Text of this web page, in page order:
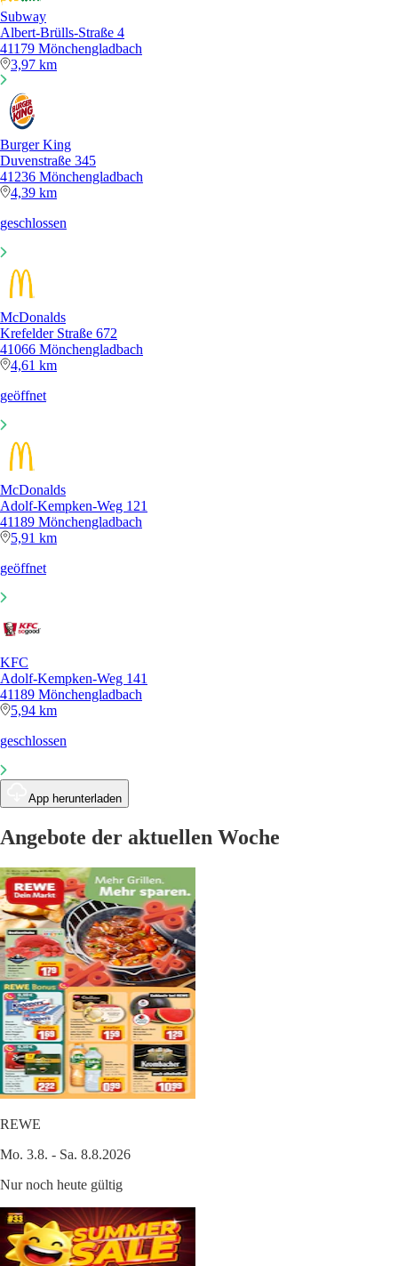
Subway
Albert-Brülls-Straße 4
41179 Mönchengladbach
3,97 km
Burger King
Duvenstraße 345
41236 Mönchengladbach
4,39 km
geschlossen
McDonalds
Krefelder Straße 672
41066 Mönchengladbach
4,61 km
geöffnet
McDonalds
Adolf-Kempken-Weg 121
41189 Mönchengladbach
5,91 km
geöffnet
KFC
Adolf-Kempken-Weg 141
41189 Mönchengladbach
5,94 km
geschlossen
App herunterladen
Angebote der aktuellen Woche
REWE
Mo. 3.8. - Sa. 8.8.2026
Nur noch heute gültig